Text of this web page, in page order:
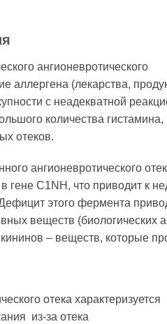
ангионевротического
аллергена (лекарства,
с неадекватной
количества
отеков.
ангионевротического
гене C1NH, что приводит к
этого фермента
веществ (биологических
– веществ, которые
отека характеризуется
из-за отека